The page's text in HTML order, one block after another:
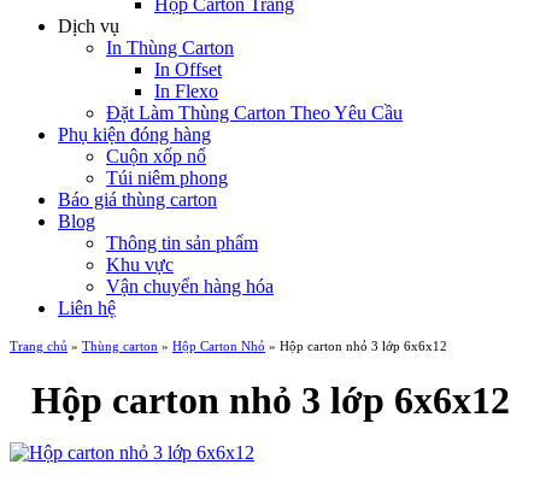
Hộp Carton Trắng
Dịch vụ
In Thùng Carton
In Offset
In Flexo
Đặt Làm Thùng Carton Theo Yêu Cầu
Phụ kiện đóng hàng
Cuộn xốp nổ
Túi niêm phong
Báo giá thùng carton
Blog
Thông tin sản phẩm
Khu vực
Vận chuyển hàng hóa
Liên hệ
Trang chủ » Thùng carton » Hộp Carton Nhỏ » Hộp carton nhỏ 3 lớp 6x6x12
Hộp carton nhỏ 3 lớp 6x6x12